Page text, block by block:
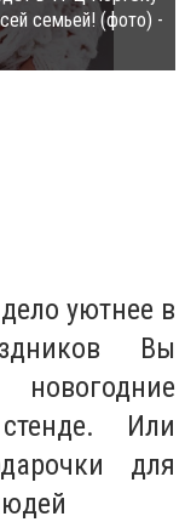
семьей! (фото) -
уютнее в
Вы
Или
для